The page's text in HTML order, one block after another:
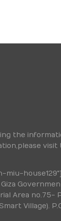
the
visit
miu-house129"]
Area no.75-
Village).